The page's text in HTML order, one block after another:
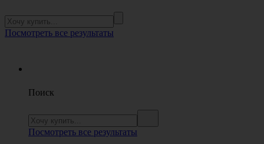
Посмотреть все результаты
Поиск
Посмотреть все результаты